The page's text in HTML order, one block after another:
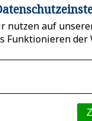
nutzen auf
Funktionieren der
für